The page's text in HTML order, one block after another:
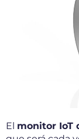
El monitor IoT